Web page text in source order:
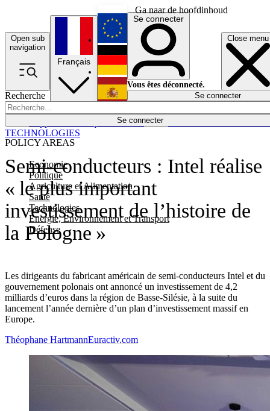
Ga naar de hoofdinhoud
Open sub
navigation
Close menu
Recherche
Se connecter
POLICY AREAS
Economie
Politique
Agriculture et Alimentation
Santé
Technologies
Energie, Environnement et Transport
Défense
Économie
Français
English
Deutsch
Español
Se connecter
Vous êtes déconnecté.
Se connecter
Semi-conducteurs : Intel réalise
« le plus important
investissement de l’histoire de
la Pologne »
Les dirigeants du fabricant américain de semi-conducteurs Intel et du
gouvernement polonais ont annoncé un investissement de 4,2
milliards d’euros dans la région de Basse-Silésie, à la suite du
lancement l’année dernière d’un plan d’investissement massif en
Europe.
TECHNOLOGIES
Théophane HartmannEuractiv.com